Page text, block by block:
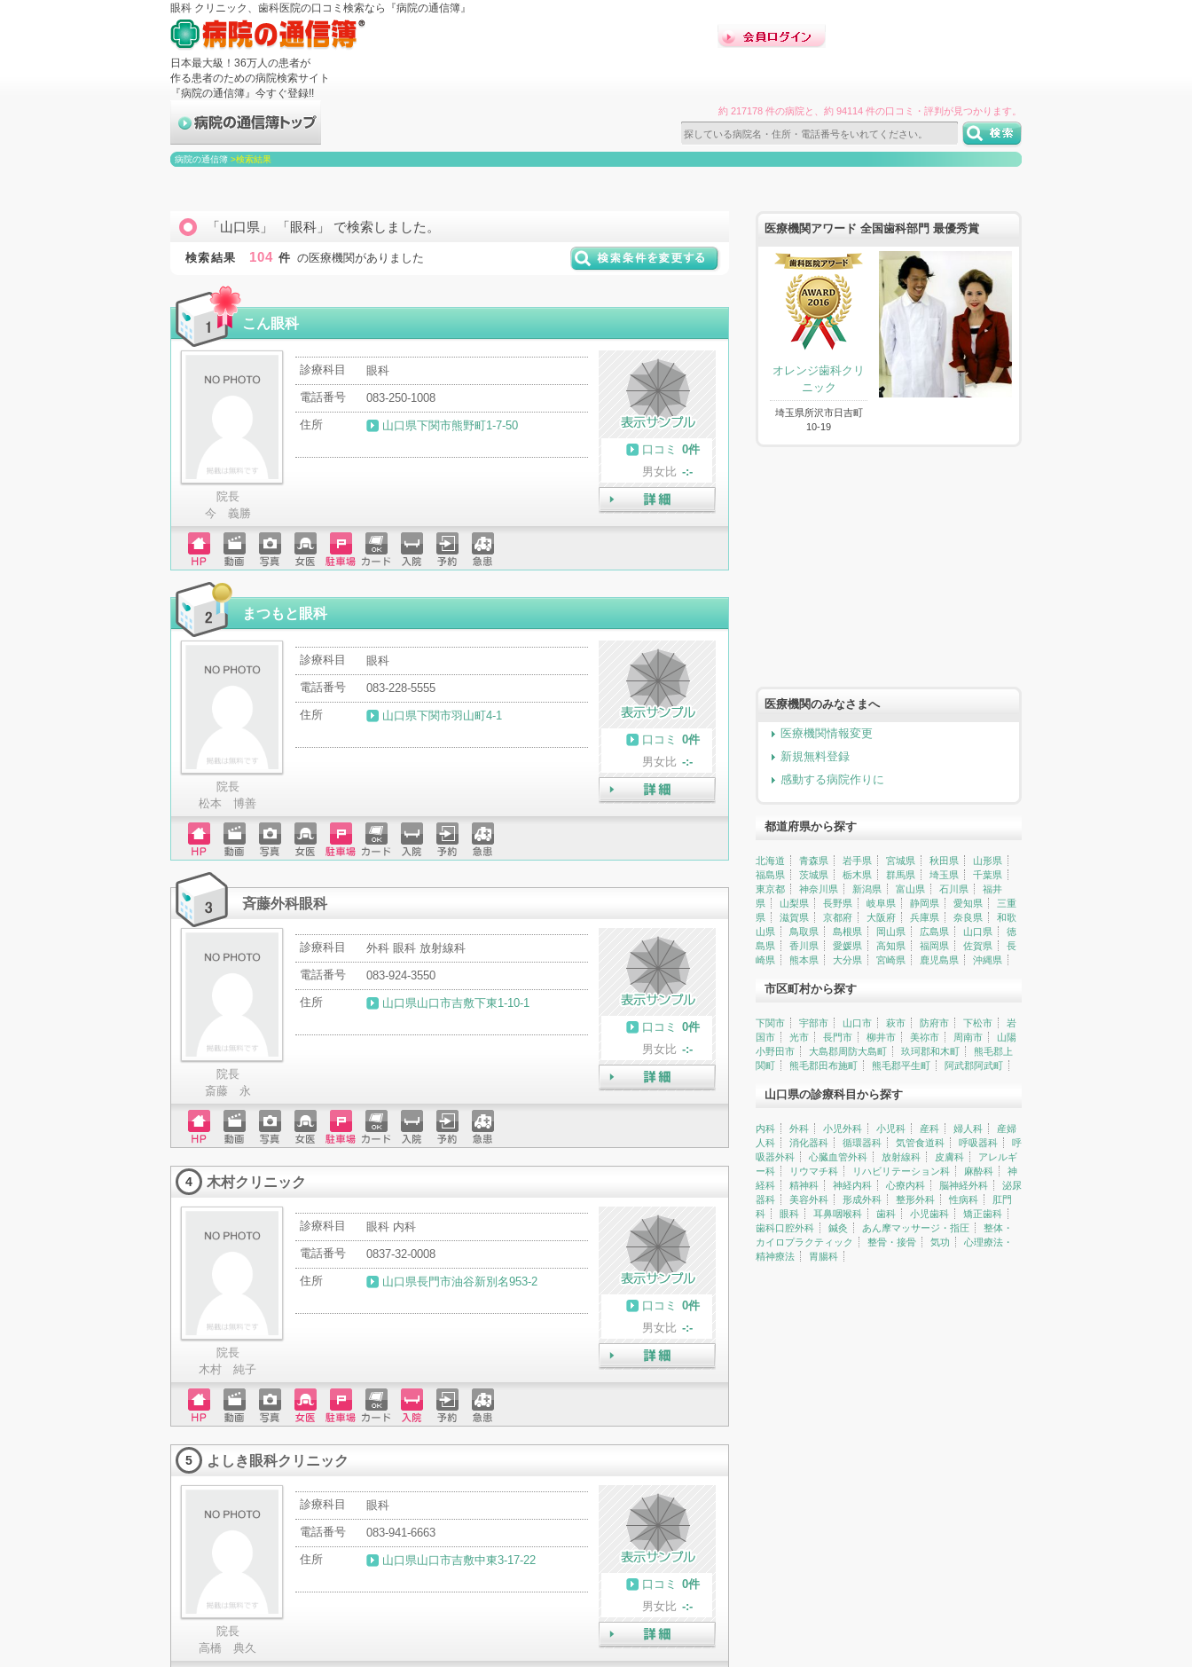
眼科 クリニック、歯科医院の口コミ検索なら『病院の通信簿』
日本最大級！36万人の患者が
作る患者のための病院検索サイト
『病院の通信簿』今すぐ登録!!
約 217178 件の病院と、約 94114 件の口コミ・評判が見つかります。
病院の通信簿 >検索結果
「山口県」 「眼科」 で検索しました。
検索結果 104 件 の医療機関がありました
こん眼科
院長
今 義勝
診療科目
眼科
電話番号
083-250-1008
住所
山口県下関市熊野町1-7-50
口コミ
0件
男女比 -:-
ホーム
ページ
動画 写真 女医 駐車場クレジ
ード
入院 予約 急患
まつもと眼科
院長
松本 博善
診療科目
眼科
電話番号
083-228-5555
住所
山口県下関市羽山町4-1
口コミ
0件
男女比 -:-
ホーム
ページ
動画 写真 女医 駐車場クレジ入院 予約 急患
斉藤外科眼科
院長
斎藤 永
診療科目
外科 眼科 放射線科
電話番号
083-924-3550
住所
山口県山口市吉敷下東1-10-1
口コミ
0件
男女比 -:-
ホーム
ページ
動画 写真 女医 駐車場クレジ
ットカ
入院 予約 急患
4 木村クリニック
院長
木村 純子
診療科目
眼科 内科
電話番号
0837-32-0008
住所
山口県長門市油谷新別名953-2
口コミ
0件
男女比 -:-
ホーム
ページ
動画 写真 女医 駐車場クレジ
ットカ
入院 予約 急患
5 よしき眼科クリニック
院長
高橋 典久
診療科目
眼科
電話番号
083-941-6663
住所
山口県山口市吉敷中東3-17-22
口コミ
0件
男女比 -:-
医療機関アワード 全国歯科部門 最優秀賞
オレンジ歯科クリ
ニック
埼玉県所沢市日吉町
10-19
医療機関のみなさまへ
医療機関情報変更
新規無料登録
感動する病院作りに
都道府県から探す
北海道 青森県 岩手県 宮城県 秋田県
山形県
福島県
茨城県 栃木県 群馬県 埼玉県
千葉県
東京都
神奈川県 新潟県 富山県 石川県
福井
県
山梨県 長野県 岐阜県 静岡県 愛知県
三重
県
滋賀県 京都府 大阪府 兵庫県 奈良県
和歌
山県
鳥取県 島根県 岡山県 広島県 山口県
徳
島県
香川県 愛媛県 高知県 福岡県 佐賀県
長
崎県
熊本県 大分県 宮崎県 鹿児島県 沖縄県
市区町村から探す
下関市 宇部市 山口市 萩市 防府市 下松市
岩
国市
光市 長門市 柳井市 美祢市 周南市
山陽
小野田市
大島郡周防大島町 玖珂郡和木町
熊毛郡上
関町
熊毛郡田布施町 熊毛郡平生町 阿武郡阿武町
山口県の診療科目から探す
内科 外科 小児外科 小児科 産科 婦人科
産婦
人科
消化器科 循環器科 気管食道科 呼吸器科
呼
吸器外科
心臓血管外科 放射線科 皮膚科
アレルギ
ー科
リウマチ科 リハビリテーション科 麻酔科
神
経科
精神科 神経内科 心療内科 脳神経外科
泌尿
器科
美容外科 形成外科 整形外科 性病科
肛門
科
眼科 耳鼻咽喉科 歯科 小児歯科
矯正歯科
歯科口腔外科
鍼灸 あん摩マッサージ・指圧
整体・
カイロプラクティック
整骨・接骨 気功
心理療法・
精神療法
胃腸科